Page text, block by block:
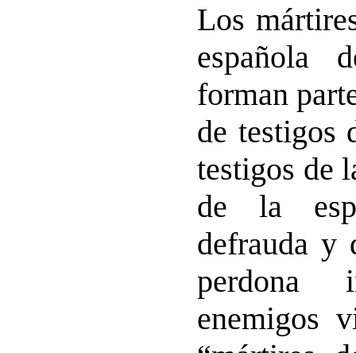
Los
española
forman
de testigos
testigos de
de la
defrauda y
enemigos